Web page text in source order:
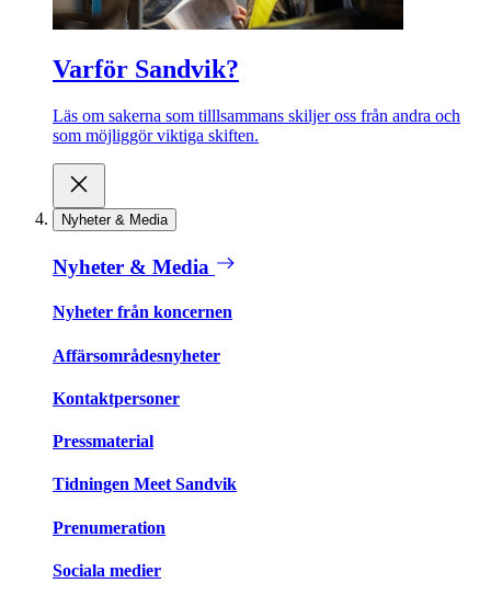
Varför Sandvik?
Läs om sakerna som tilllsammans skiljer oss från andra och
som möjliggör viktiga skiften.
Nyheter & Media
Nyheter & Media
Nyheter från koncernen
Affärsområdesnyheter
Kontaktpersoner
Pressmaterial
Tidningen Meet Sandvik
Prenumeration
Sociala medier